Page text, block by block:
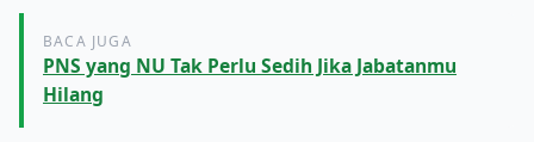
BACA JUGA
PNS yang NU Tak Perlu Sedih Jika Jabatanmu
Hilang